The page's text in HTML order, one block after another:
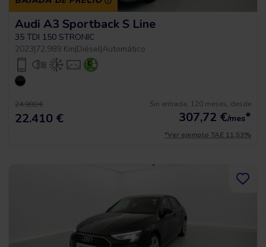
Audi A3 Sportback S Line
35 TDI 150 STRONIC
2023|72.989 Km|Diésel|Automático
24.900 €
22.410 €
Sin entrada, 120 meses, desde
307,72 €/mes*
*Ver ejemplo TAE 11,53%